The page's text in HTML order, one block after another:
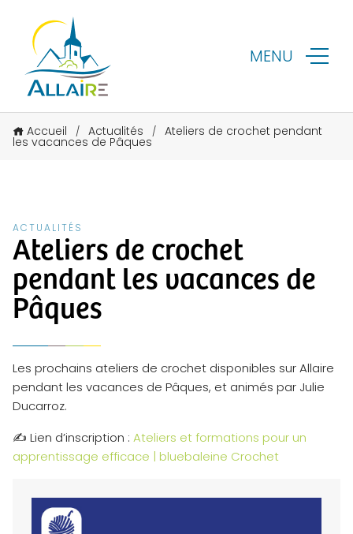
MENU
Accueil / Actualités / Ateliers de crochet pendant
les vacances de Pâques
ACTUALITÉS
Ateliers de crochet
pendant les vacances de
Pâques
Les prochains ateliers de crochet disponibles sur Allaire
pendant les vacances de Pâques, et animés par Julie
Ducarroz.
✍ Lien d’inscription : Ateliers et formations pour un
apprentissage efficace | bluebaleine Crochet